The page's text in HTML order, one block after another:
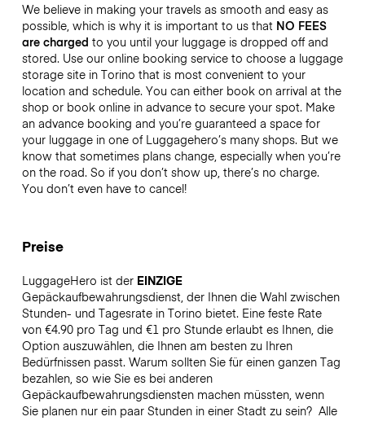
We believe in making your travels as smooth and easy as
possible, which is why it is important to us that NO FEES
are charged to you until your luggage is dropped off and
stored. Use our online booking service to choose a luggage
storage site in Torino that is most convenient to your
location and schedule. You can either book on arrival at the
shop or book online in advance to secure your spot. Make
an advance booking and you’re guaranteed a space for
your luggage in one of Luggagehero’s many shops. But we
know that sometimes plans change, especially when you’re
on the road. So if you don’t show up, there’s no charge.
You don’t even have to cancel!
Preise
LuggageHero ist der EINZIGE
Gepäckaufbewahrungsdienst, der Ihnen die Wahl zwischen
Stunden- und Tagesrate in Torino bietet. Eine feste Rate
von €4.90 pro Tag und €1 pro Stunde erlaubt es Ihnen, die
Option auszuwählen, die Ihnen am besten zu Ihren
Bedürfnissen passt. Warum sollten Sie für einen ganzen Tag
bezahlen, so wie Sie es bei anderen
Gepäckaufbewahrungsdiensten machen müssten, wenn
Sie planen nur ein paar Stunden in einer Stadt zu sein? Alle